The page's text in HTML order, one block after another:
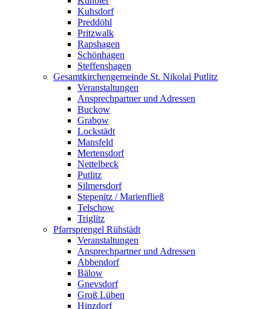
Kuhsdorf
Preddöhl
Pritzwalk
Rapshagen
Schönhagen
Steffenshagen
Gesamtkirchengemeinde St. Nikolai Putlitz
Veranstaltungen
Ansprechpartner und Adressen
Buckow
Grabow
Lockstädt
Mansfeld
Mertensdorf
Nettelbeck
Putlitz
Silmersdorf
Stepenitz / Marienfließ
Telschow
Triglitz
Pfarrsprengel Rühstädt
Veranstaltungen
Ansprechpartner und Adressen
Abbendorf
Bälow
Gnevsdorf
Groß Lüben
Hinzdorf